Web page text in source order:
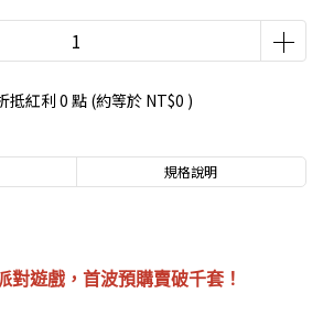
抵紅利 0 點 (約等於 NT$0 )
規格說明
對遊戲，首波預購賣破千套！